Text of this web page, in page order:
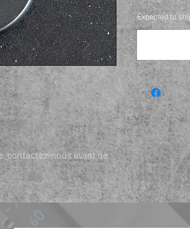
contactez-nous avant de
Expected to